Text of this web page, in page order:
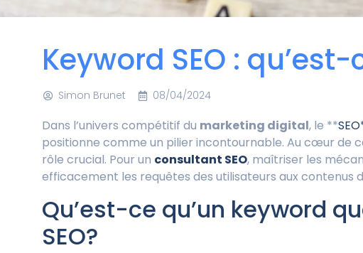
Keyword SEO : qu’est-
Simon Brunet 08/04/2024
Dans l’univers compétitif du marketing digital, le **
positionne comme un pilier incontournable. Au cœur de
rôle crucial. Pour un consultant SEO, maîtriser les
efficacement les requêtes des utilisateurs aux contenus
Qu’est-ce qu’un keyword
SEO?